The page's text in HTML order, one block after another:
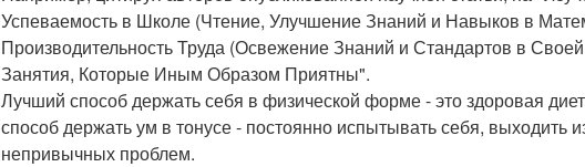
Успеваемость в Школе (Чтение, Улучшение Знаний и Навыков в
Производительность Труда (Освежение Знаний и Стандартов в
Занятия, Которые Иным Образом Приятны".
Лучший способ держать себя в физической форме - это здоровая
способ держать ум в тонусе - постоянно испытывать себя, выходить
непривычных проблем.